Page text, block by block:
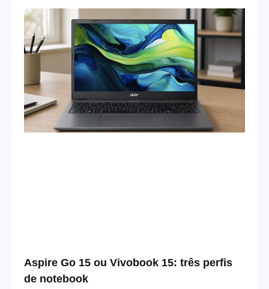
Aspire Go 15 ou Vivobook 15: três perfis
de notebook